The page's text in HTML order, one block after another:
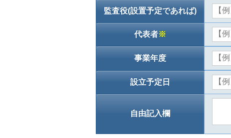
監査役(設置予定であれば)
代表者※
事業年度
設立予定日
自由記入欄